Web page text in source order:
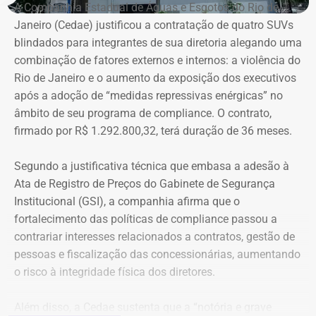
do Sistema de Execução Orçamentária e Financeira do
Estado do Rio de Janeiro (SIAFE-RJ)
Aumento de gastos com viagens ao
exterior
Entre janeiro de 2022 e 14 de julho de 2026, a base
estadual registrou R$ 84,13 milhões em pagamentos
relacionados a diárias. Desse total, R$ 69,45 milhões
foram contabilizados como deslocamentos dentro do
país e R$ 14,68 milhões como viagens ao exterior.
O aumento dos gastos acompanha o crescimento no
número de viagens: em 2025, o governo autorizou quase
21 mil diárias, frente às cerca de 15 mil registradas no
A Companhia Estadual de Águas e Esgotos do Rio de
Janeiro (Cedae) justificou a contratação de quatro SUVs
blindados para integrantes de sua diretoria alegando uma
combinação de fatores externos e internos: a violência do
Rio de Janeiro e o aumento da exposição dos executivos
após a adoção de “medidas repressivas enérgicas” no
âmbito de seu programa de compliance. O contrato,
firmado por R$ 1.292.800,32, terá duração de 36 meses.
Segundo a justificativa técnica que embasa a adesão à
Ata de Registro de Preços do Gabinete de Segurança
Institucional (GSI), a companhia afirma que o
fortalecimento das políticas de compliance passou a
contrariar interesses relacionados a contratos, gestão de
pessoas e fiscalização das concessionárias, aumentando
o risco à integridade física dos diretores.